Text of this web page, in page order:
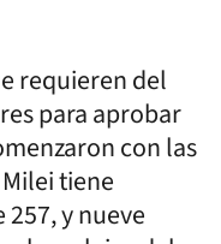
requieren del
para aprobar
con las
tiene
y nueve